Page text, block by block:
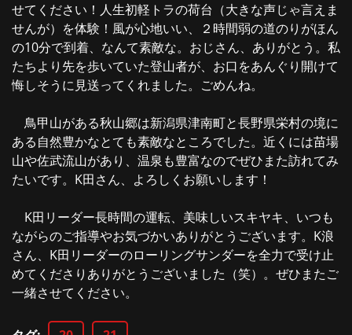
せてください！人生初軽トラの荷台（大きな声じゃ言えま
せんが）を体験！風が心地いい、２時間弱の道のりがほん
の10分で到着、なんて素敵な。おじさん、ありがとう。私
たちより先を歩いていた登山者が、お口をあんぐり開けて
悔しそうに見送ってくれました。ごめんね。
鳥甲山がある秋山郷は新潟県津南町と長野県栄村の境に
ある自然豊かなとても素敵なところでした。近くには苗場
山や佐武流山があり、温泉も豊富なのでぜひまた訪れてみ
たいです。K田さん、よろしくお願いします！
K田リーダー長時間の運転、美味しいスキヤキ、いつも
ながらのご指導やお気づかいありがとうございます。K浪
さん、K田リーダーのローリングサンダーを全力で受け止
めてくださりありがとうございました（笑）。ぜひまたご
一緒させてください。